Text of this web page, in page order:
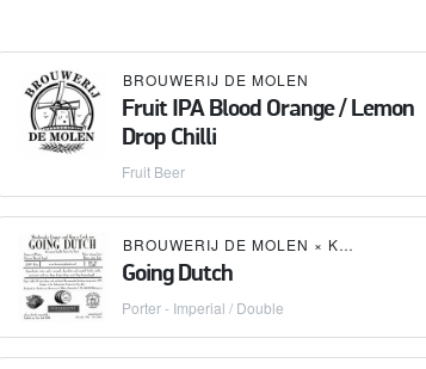
BROUWERIJ DE MOLEN
Fruit IPA Blood Orange / Lemon
Drop Chilli
Fruit Beer
BROUWERIJ DE MOLEN × KEG N CORK LIQUOR
Going Dutch
Porter - Imperial / Double